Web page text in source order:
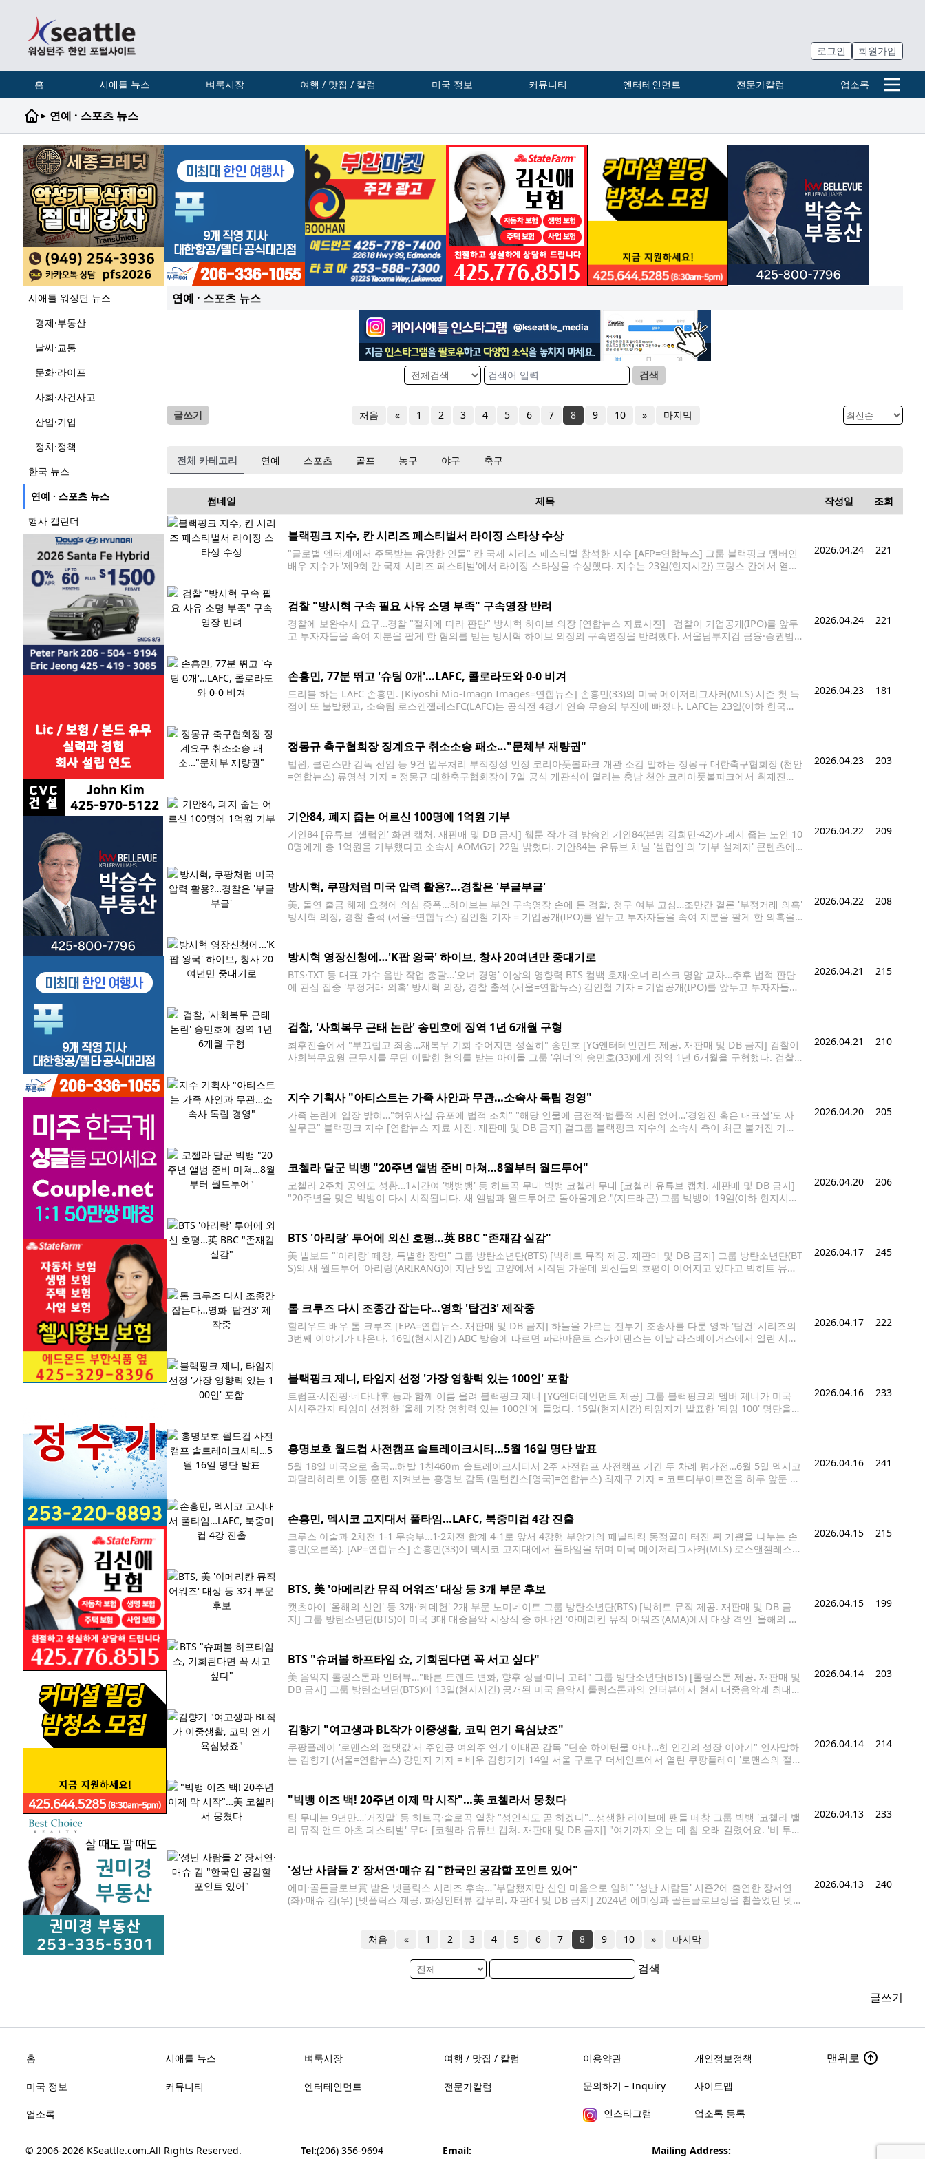
로그인 회원가입
홈 시애틀 뉴스 벼룩시장 여행 / 맛집 / 칼럼 미국 정보 커뮤니티 엔터테인먼트 전문가칼럼 업소록
▸ 연예 · 스포츠 뉴스
시애틀 워싱턴 뉴스
경제·부동산
날씨·교통
문화·라이프
사회·사건사고
산업·기업
정치·정책
한국 뉴스
연예 · 스포츠 뉴스
행사 캘린더
연예 · 스포츠 뉴스
검색
글쓰기 처음 « 1 2 3 4 5 6 7 8 9 10 » 마지막
전체 카테고리 연예 스포츠 골프 농구 야구 축구
썸네일 제목 작성일 조회
블랙핑크 지수, 칸 시리즈 페스티벌서 라이징 스타상 수상
"글로벌 엔터계에서 주목받는 유망한 인물" 칸 국제 시리즈 페스티벌 참석한 지수 [AFP=연합뉴스] 그룹 블랙핑크 멤버인
배우 지수가 '제9회 칸 국제 시리즈 페스티벌'에서 라이징 스타상을 수상했다. 지수는 23일(현지시간) 프랑스 칸에서 열린
2026.04.24 221
검찰 "방시혁 구속 필요 사유 소명 부족" 구속영장 반려
경찰에 보완수사 요구…경찰 "절차에 따라 판단" 방시혁 하이브 의장 [연합뉴스 자료사진] 검찰이 기업공개(IPO)를 앞두
고 투자자들을 속여 지분을 팔게 한 혐의를 받는 방시혁 하이브 의장의 구속영장을 반려했다. 서울남부지검 금융·증권범
2026.04.24 221
손흥민, 77분 뛰고 '슈팅 0개'…LAFC, 콜로라도와 0-0 비겨
드리블 하는 LAFC 손흥민. [Kiyoshi Mio-Imagn Images=연합뉴스] 손흥민(33)의 미국 메이저리그사커(MLS) 시즌 첫 득
점이 또 불발됐고, 소속팀 로스앤젤레스FC(LAFC)는 공식전 4경기 연속 무승의 부진에 빠졌다. LAFC는 23일(이하 한국시
2026.04.23 181
정몽규 축구협회장 징계요구 취소소송 패소…"문체부 재량권"
법원, 클린스만 감독 선임 등 9건 업무처리 부적정성 인정 코리아풋볼파크 개관 소감 말하는 정몽규 대한축구협회장 (천안
=연합뉴스) 류영석 기자 = 정몽규 대한축구협회장이 7일 공식 개관식이 열리는 충남 천안 코리아풋볼파크에서 취재진을
2026.04.23 203
기안84, 폐지 줍는 어르신 100명에 1억원 기부
기안84 [유튜브 '셀럽인' 화면 캡처. 재판매 및 DB 금지] 웹툰 작가 겸 방송인 기안84(본명 김희민·42)가 폐지 줍는 노인 10
0명에게 총 1억원을 기부했다고 소속사 AOMG가 22일 밝혔다. 기안84는 유튜브 채널 '셀럽인'의 '기부 설계자' 콘텐츠에
2026.04.22 209
방시혁, 쿠팡처럼 미국 압력 활용?…경찰은 '부글부글'
美, 돌연 출금 해제 요청에 의심 증폭…하이브는 부인 구속영장 손에 든 검찰, 청구 여부 고심…조만간 결론 '부정거래 의혹'
방시혁 의장, 경찰 출석 (서울=연합뉴스) 김인철 기자 = 기업공개(IPO)를 앞두고 투자자들을 속여 지분을 팔게 한 의혹을
2026.04.22 208
방시혁 영장신청에…'K팝 왕국' 하이브, 창사 20여년만 중대기로
BTS·TXT 등 대표 가수 음반 작업 총괄…'오너 경영' 이상의 영향력 BTS 컴백 호재·오너 리스크 명암 교차…추후 법적 판단
에 관심 집중 '부정거래 의혹' 방시혁 의장, 경찰 출석 (서울=연합뉴스) 김인철 기자 = 기업공개(IPO)를 앞두고 투자자들을
2026.04.21 215
검찰, '사회복무 근태 논란' 송민호에 징역 1년 6개월 구형
최후진술에서 "부끄럽고 죄송…재복무 기회 주어지면 성실히" 송민호 [YG엔터테인먼트 제공. 재판매 및 DB 금지] 검찰이
사회복무요원 근무지를 무단 이탈한 혐의를 받는 아이돌 그룹 '위너'의 송민호(33)에게 징역 1년 6개월을 구형했다. 검찰
2026.04.21 210
지수 기획사 "아티스트는 가족 사안과 무관…소속사 독립 경영"
가족 논란에 입장 밝혀…"허위사실 유포에 법적 조치" "해당 인물에 금전적·법률적 지원 없어…'경영진 혹은 대표설'도 사
실무근" 블랙핑크 지수 [연합뉴스 자료 사진. 재판매 및 DB 금지] 걸그룹 블랙핑크 지수의 소속사 측이 최근 불거진 가족
2026.04.20 205
코첼라 달군 빅뱅 "20주년 앨범 준비 마쳐…8월부터 월드투어"
코첼라 2주차 공연도 성황…1시간여 '뱅뱅뱅' 등 히트곡 무대 빅뱅 코첼라 무대 [코첼라 유튜브 캡처. 재판매 및 DB 금지]
"20주년을 맞은 빅뱅이 다시 시작됩니다. 새 앨범과 월드투어로 돌아올게요."(지드래곤) 그룹 빅뱅이 19일(이하 현지시간)
2026.04.20 206
BTS '아리랑' 투어에 외신 호평…英 BBC "존재감 실감"
美 빌보드 "'아리랑' 떼창, 특별한 장면" 그룹 방탄소년단(BTS) [빅히트 뮤직 제공. 재판매 및 DB 금지] 그룹 방탄소년단(BT
S)의 새 월드투어 '아리랑'(ARIRANG)이 지난 9일 고양에서 시작된 가운데 외신들의 호평이 이어지고 있다고 빅히트 뮤직
2026.04.17 245
톰 크루즈 다시 조종간 잡는다…영화 '탑건3' 제작중
할리우드 배우 톰 크루즈 [EPA=연합뉴스. 재판매 및 DB 금지] 하늘을 가르는 전투기 조종사를 다룬 영화 '탑건' 시리즈의
3번째 이야기가 나온다. 16일(현지시간) ABC 방송에 따르면 파라마운트 스카이댄스는 이날 라스베이거스에서 열린 시네
2026.04.17 222
블랙핑크 제니, 타임지 선정 '가장 영향력 있는 100인' 포함
트럼프·시진핑·네타냐후 등과 함께 이름 올려 블랙핑크 제니 [YG엔터테인먼트 제공] 그룹 블랙핑크의 멤버 제니가 미국
시사주간지 타임이 선정한 '올해 가장 영향력 있는 100인'에 들었다. 15일(현지시간) 타임지가 발표한 '타임 100' 명단을
2026.04.16 233
홍명보호 월드컵 사전캠프 솔트레이크시티…5월 16일 명단 발표
5월 18일 미국으로 출국…해발 1천460ｍ 솔트레이크시티서 2주 사전캠프 사전캠프 기간 두 차례 평가전…6월 5일 멕시코
과달라하라로 이동 훈련 지켜보는 홍명보 감독 (밀턴킨스[영국]=연합뉴스) 최재구 기자 = 코트디부아르전을 하루 앞둔 한
2026.04.16 241
손흥민, 멕시코 고지대서 풀타임…LAFC, 북중미컵 4강 진출
크루스 아술과 2차전 1-1 무승부…1·2차전 합계 4-1로 앞서 4강행 부앙가의 페널티킥 동점골이 터진 뒤 기쁨을 나누는 손
흥민(오른쪽). [AP=연합뉴스] 손흥민(33)이 멕시코 고지대에서 풀타임을 뛰며 미국 메이저리그사커(MLS) 로스앤젤레스F
2026.04.15 215
BTS, 美 '아메리칸 뮤직 어워즈' 대상 등 3개 부문 후보
캣츠아이 '올해의 신인' 등 3개·'케데헌' 2개 부문 노미네이트 그룹 방탄소년단(BTS) [빅히트 뮤직 제공. 재판매 및 DB 금
지] 그룹 방탄소년단(BTS)이 미국 3대 대중음악 시상식 중 하나인 '아메리칸 뮤직 어워즈'(AMA)에서 대상 격인 '올해의 아
2026.04.15 199
BTS "슈퍼볼 하프타임 쇼, 기회된다면 꼭 서고 싶다"
美 음악지 롤링스톤과 인터뷰…"빠른 트렌드 변화, 향후 싱글·미니 고려" 그룹 방탄소년단(BTS) [롤링스톤 제공. 재판매 및
DB 금지] 그룹 방탄소년단(BTS)이 13일(현지시간) 공개된 미국 음악지 롤링스톤과의 인터뷰에서 현지 대중음악계 최대
2026.04.14 203
김향기 "여고생과 BL작가 이중생활, 코믹 연기 욕심났죠"
쿠팡플레이 '로맨스의 절댓값'서 주인공 여의주 연기 이태곤 감독 "단순 하이틴물 아냐…한 인간의 성장 이야기" 인사말하
는 김향기 (서울=연합뉴스) 강민지 기자 = 배우 김향기가 14일 서울 구로구 더세인트에서 열린 쿠팡플레이 '로맨스의 절댓
2026.04.14 214
"빅뱅 이즈 백! 20주년 이제 막 시작"…美 코첼라서 뭉쳤다
팀 무대는 9년만…'거짓말' 등 히트곡·솔로곡 열창 "성인식도 곧 하겠다"…생생한 라이브에 팬들 떼창 그룹 빅뱅 '코첼라 밸
리 뮤직 앤드 아츠 페스티벌' 무대 [코첼라 유튜브 캡처. 재판매 및 DB 금지] "여기까지 오는 데 참 오래 걸렸어요. '비 투더
2026.04.13 233
'성난 사람들 2' 장서연·매슈 김 "한국인 공감할 포인트 있어"
에미·골든글로브賞 받은 넷플릭스 시리즈 후속…"부담됐지만 신인 마음으로 임해" '성난 사람들' 시즌2에 출연한 장서연
(좌)·매슈 김(우) [넷플릭스 제공. 화상인터뷰 갈무리. 재판매 및 DB 금지] 2024년 에미상과 골든글로브상을 휩쓸었던 넷플
2026.04.13 240
처음 « 1 2 3 4 5 6 7 8 9 10 » 마지막
검색
글쓰기
홈 시애틀 뉴스 벼룩시장 여행 / 맛집 / 칼럼
미국 정보 커뮤니티 엔터테인먼트 전문가칼럼
업소록
이용약관 개인정보정책
문의하기 – Inquiry 사이트맵
인스타그램 업소록 등록
맨위로
© 2006-2026 KSeattle.com.All Rights Reserved. Tel:(206) 356-9694
Email:
Mailing Address: